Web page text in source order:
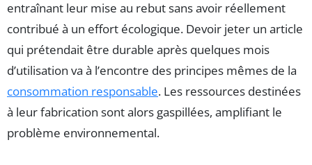
entraînant leur mise au rebut sans avoir réellement
contribué à un effort écologique. Devoir jeter un article
qui prétendait être durable après quelques mois
d’utilisation va à l’encontre des principes mêmes de la
consommation responsable. Les ressources destinées
à leur fabrication sont alors gaspillées, amplifiant le
problème environnemental.